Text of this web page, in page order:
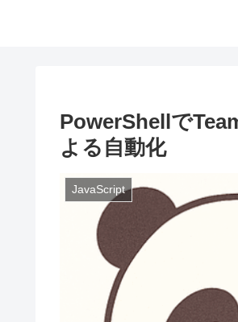
PowerShellで
よる自動化
JavaScript